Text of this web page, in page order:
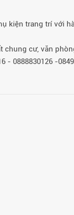
kiện trang trí với
cư, văn
- 0888830126 -